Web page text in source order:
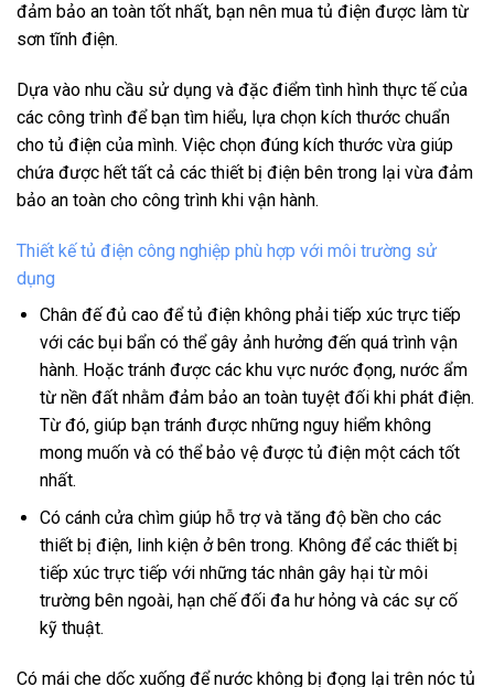
đảm bảo an toàn tốt nhất, bạn nên mua tủ điện được làm từ
sơn tĩnh điện.
Dựa vào nhu cầu sử dụng và đặc điểm tình hình thực tế của
các công trình để bạn tìm hiểu, lựa chọn kích thước chuẩn
cho tủ điện của mình. Việc chọn đúng kích thước vừa giúp
chứa được hết tất cả các thiết bị điện bên trong lại vừa đảm
bảo an toàn cho công trình khi vận hành.
Thiết kế tủ điện công nghiệp phù hợp với môi trường sử
dụng
Chân đế đủ cao để tủ điện không phải tiếp xúc trực tiếp
với các bụi bẩn có thể gây ảnh hưởng đến quá trình vận
hành. Hoặc tránh được các khu vực nước đọng, nước ẩm
từ nền đất nhằm đảm bảo an toàn tuyệt đối khi phát điện.
Từ đó, giúp bạn tránh được những nguy hiểm không
mong muốn và có thể bảo vệ được tủ điện một cách tốt
nhất.
Có cánh cửa chìm giúp hỗ trợ và tăng độ bền cho các
thiết bị điện, linh kiện ở bên trong. Không để các thiết bị
tiếp xúc trực tiếp với những tác nhân gây hại từ môi
trường bên ngoài, hạn chế đối đa hư hỏng và các sự cố
kỹ thuật.
Có mái che dốc xuống để nước không bị đọng lại trên nóc tủ